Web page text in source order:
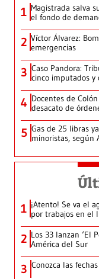
1 Magistrada salva
el fondo de
2 Víctor Álvarez:
emergencias
3 Caso Pandora:
cinco imputados y
4 Docentes de
desacato de
5 Gas de 25 libras
minoristas, según
1 ¡Atento! Se va el
por trabajos en el
2 Los 33 lanzan ‘El
América del Sur
3 Conozca las